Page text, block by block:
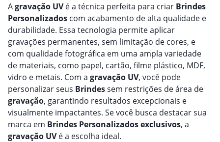
Agravação UVé a técnica perfeita para criar Brindes
Personalizados com acabamento de alta qualidade e
durabilidade. Essa tecnologia permite aplicar
gravações permanentes, sem limitação de cores, e
com qualidade fotográfica em uma ampla variedade
de materiais, como papel, cartão, filme plástico, MDF,
vidro e metais. Com a gravação UV, você pode
personalizar seus Brindessem restrições de área de
gravação, garantindo resultados excepcionais e
visualmente impactantes. Se você busca destacar sua
marca em Brindes Personalizadosexclusivos, a
gravação UVé a escolha ideal.